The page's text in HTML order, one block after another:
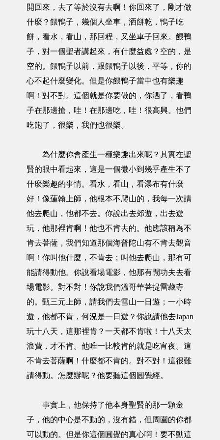
開回來，去了等於沒有去啊！你回來了，剛才做
什麼？餵鴨子，幾個人坐車，洒餅乾，鴨子吃
餅，看水，看山，那回程，又坐車子回來。餵鴨
子，對一個聖者講起來，有什麼益處？空的，是
空的。餵鴨子以前，跟餵鴨子以後，平等，你的
心不起什麼變化。但是你餵鴨子當中也有樂趣
啊！對不對。這個就是你要做的，你洒了，看鴨
子在那邊搶，哇！在那邊吃，哇！很高興。他們
吃飽了，很樂，我們也很樂。
為什麼你會產生一種樂趣出來呢？其實在聖
賢的眼中看起來，這是一個微小到幾乎產生不了
什麼樂趣的事情。看水，看山，看瀑布有什麼
好！像蓮翰上師，他根本不爬山的，我每一次請
他去爬山，他都不去。你說出去郊遊，出去遊
玩，他那裡肯啊！他也不肯去的。他應該稱為不
肯去菩薩，我們知道那個海普陀山有不肯去觀音
啊！你叫他什麼，不肯去；叫他去爬山，那有可
能請得動他。你說看場電影，他那有閒功夫去看
場電影。對不對！你說我們溫哥華菩提雷藏寺
的。甄三元上師，請我們去雪山一日遊；一小時
遊，他都不肯，何況是一日遊？你說請他去Japan
玩十八天，這那裡肯？一天都不肯啦！十八天太
浪費，才不肯。他唯一比較肯的就是吃宵夜。這
不肯去菩薩啊！什麼都不肯的。對不對！這很難
請得動。怎麼辦呢？他要聽這個圓覺經。
事實上，他保持了他本身聖賢的那一顆金
子，他的中心是不動的，沒有錯，但周圍的你都
可以動的。但是你這個圓覺的真心啊！要不動這